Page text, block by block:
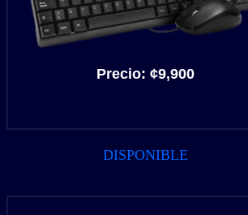
Precio: ¢9,900
DISPONIBLE